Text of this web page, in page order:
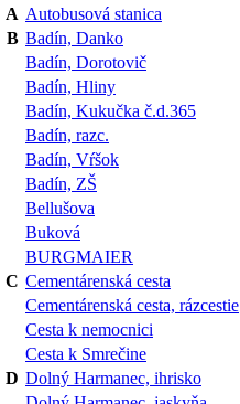
A Autobusová stanica
B Badín, Danko
Badín, Dorotovič
Badín, Hliny
Badín, Kukučka č.d.365
Badín, razc.
Badín, Vŕšok
Badín, ZŠ
Bellušova
Buková
BURGMAIER
C Cementárenská cesta
Cementárenská cesta, rázcestie
Cesta k nemocnici
Cesta k Smrečine
D Dolný Harmanec, ihrisko